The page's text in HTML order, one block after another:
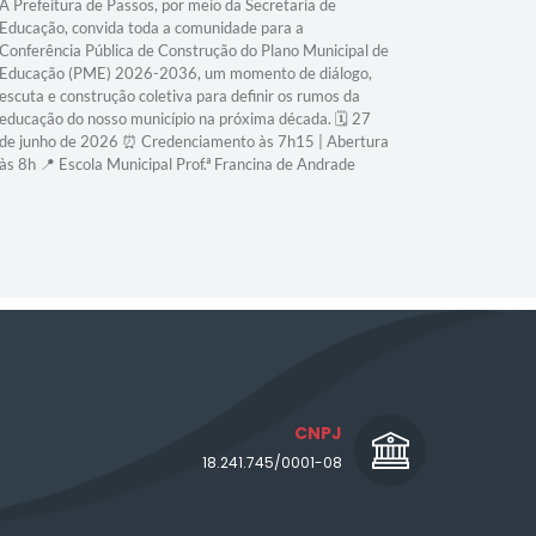
A Prefeitura de Passos, por meio da Secretaria de
Educação, convida toda a comunidade para a
Conferência Pública de Construção do Plano Municipal de
Educação (PME) 2026-2036, um momento de diálogo,
escuta e construção coletiva para definir os rumos da
educação do nosso município na próxima década. 🗓️ 27
de junho de 2026 ⏰ Credenciamento às 7h15 | Abertura
às 8h 📍 Escola Municipal Prof.ª Francina de Andrade
CNPJ
18.241.745/0001-08